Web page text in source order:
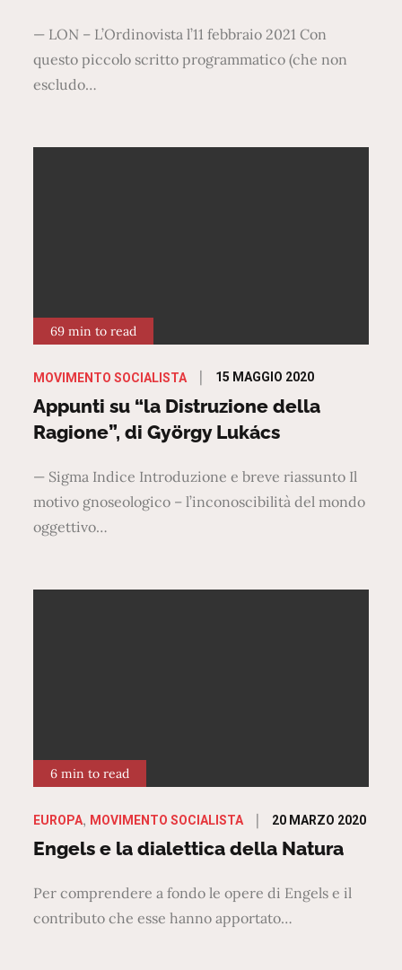
— LON – L’Ordinovista l’11 febbraio 2021 Con
questo piccolo scritto programmatico (che non
escludo…
69 min to read
MOVIMENTO SOCIALISTA
Posted
on
15 MAGGIO 2020
Appunti su “la Distruzione della
Ragione”, di György Lukács
— Sigma Indice Introduzione e breve riassunto Il
motivo gnoseologico – l’inconoscibilità del mondo
oggettivo…
6 min to read
EUROPA MOVIMENTO SOCIALISTA
Posted
on
20 MARZO 2020
Engels e la dialettica della Natura
Per comprendere a fondo le opere di Engels e il
contributo che esse hanno apportato…